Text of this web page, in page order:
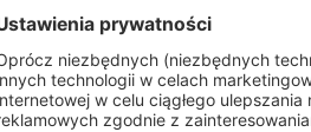
Serwis naprawczy ELTEN
Sitemap